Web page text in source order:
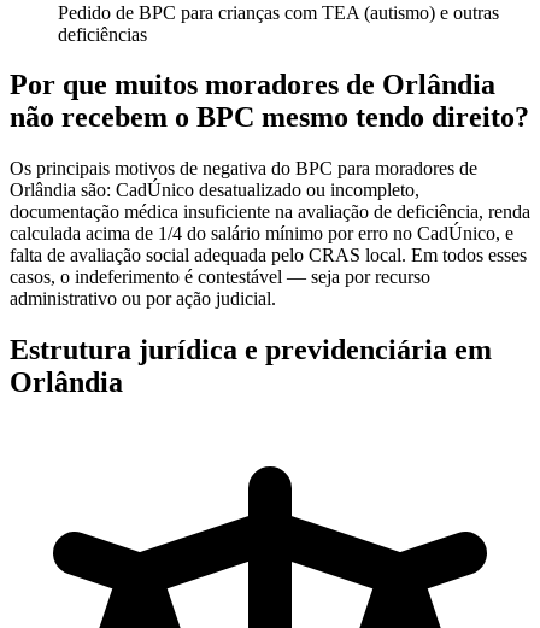
Pedido de BPC para crianças com TEA (autismo) e outras
deficiências
Por que muitos moradores de Orlândia
não recebem o BPC mesmo tendo direito?
Os principais motivos de negativa do BPC para moradores de
Orlândia são: CadÚnico desatualizado ou incompleto,
documentação médica insuficiente na avaliação de deficiência, renda
calculada acima de 1/4 do salário mínimo por erro no CadÚnico, e
falta de avaliação social adequada pelo CRAS local. Em todos esses
casos, o indeferimento é contestável — seja por recurso
administrativo ou por ação judicial.
Estrutura jurídica e previdenciária em
Orlândia